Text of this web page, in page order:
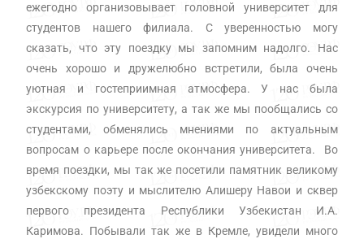
ежегодно организовывает головной университет для
студентов нашего филиала. С уверенностью могу
сказать, что эту поездку мы запомним надолго. Нас
очень хорошо и дружелюбно встретили, была очень
уютная и гостеприимная атмосфера. У нас была
экскурсия по университету, а так же мы пообщались со
студентами, обменялись мнениями по актуальным
вопросам о карьере после окончания университета. Во
время поездки, мы так же посетили памятник великому
узбекскому поэту и мыслителю Алишеру Навои и сквер
первого президента Республики Узбекистан И.А.
Каримова. Побывали так же в Кремле, увидели много